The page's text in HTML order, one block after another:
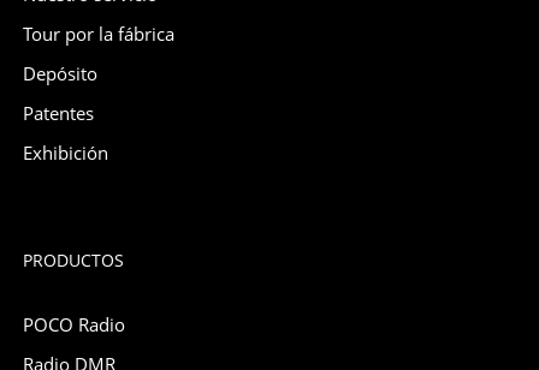
Tour por la fábrica
Depósito
Patentes
Exhibición
PRODUCTOS
POCO Radio
Radio DMR